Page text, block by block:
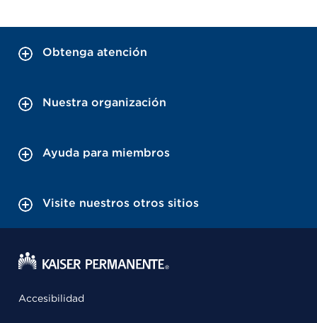
Obtenga atención
Nuestra organización
Ayuda para miembros
Visite nuestros otros sitios
Accesibilidad